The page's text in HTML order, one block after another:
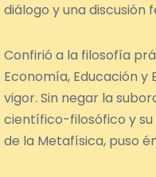
diálogo y una discusión
Confirió a la filosofía
Economía, Educación y
vigor. Sin negar la
científico-filosófico y
de la Metafísica, puso